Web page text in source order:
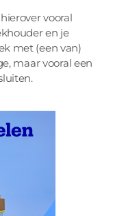
vooral
en je
met (een van)
maar vooral een